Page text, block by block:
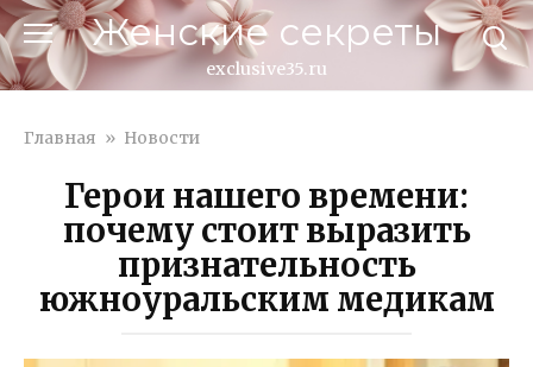
Перейти
к
контенту
Женские секреты
exclusive35.ru
Главная » Новости
Герои нашего времени:
почему стоит выразить
признательность
южноуральским медикам